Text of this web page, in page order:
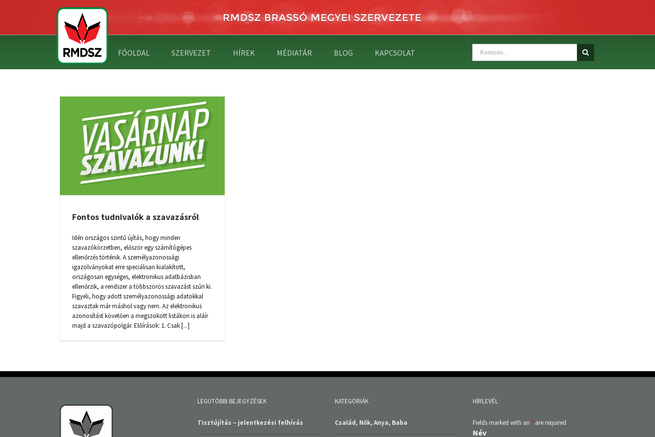
FŐOLDAL SZERVEZET HÍREK MÉDIATÁR BLOG KAPCSOLAT
Fontos tudnivalók a szavazásról
Idén országos szintű újítás, hogy minden
szavazókörzetben, először egy számítógépes
ellenőrzés történik. A személyazonossági
igazolványokat erre speciálisan kialakított,
országosan egységes, elektronikus adatbázisban
ellenőrzik, a rendszer a többszörös szavazást szűri ki.
Figyeli, hogy adott személyazonossági adatokkal
szavaztak már máshol vagy nem. Az elektronikus
azonosítást követően a megszokott listákon is aláír
majd a szavazópolgár. Előírások: 1. Csak [...]
LEGUTÓBBI BEJEGYZÉSEK
Tisztújítás – jelentkezési felhívás
KATEGÓRIÁK
Család, Nők, Anya, Baba
HÍRLEVÉL
Fields marked with an *are required
Név